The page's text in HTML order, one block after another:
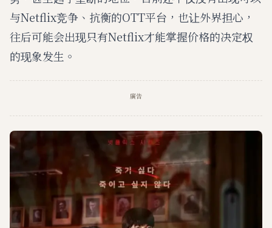
与Netflix竞争、抗衡的OTT平台，也让外界担心，
往后可能会出现只有Netflix才能掌握价格的决定权
的现象发生。
廣告